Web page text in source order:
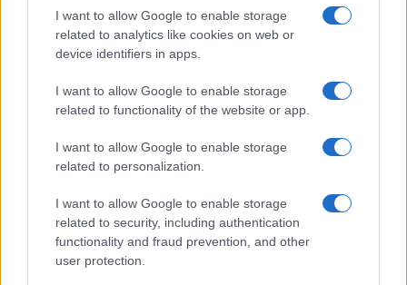
I want to allow Google to enable storage
related to analytics like cookies on web or
device identifiers in apps.
I want to allow Google to enable storage
related to functionality of the website or app.
I want to allow Google to enable storage
related to personalization.
I want to allow Google to enable storage
related to security, including authentication
functionality and fraud prevention, and other
user protection.
Újabb idióta nézte csúcsmobilját kalapácsnak
Ez lesz a ZTE Blade III
LEGOLVASOTTABBAK
Számos népszerű Samsung Galaxy készülék kimarad a One
UI 9 frissítésből – itt a lista az érintett modellekről
iPhone 18 bemutató dátum - ekkor rántja le a leplet az
Apple az új csúcsmobilokról